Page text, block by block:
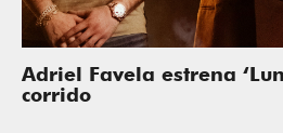
Adriel Favela estrena
corrido